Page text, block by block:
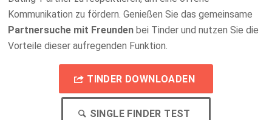
Kommunikation zu fördern. Genießen Sie das gemeinsame
Partnersuche mit Freunden bei Tinder und nutzen Sie die
Vorteile dieser aufregenden Funktion.
TINDER DOWNLOADEN
SINGLE FINDER TEST